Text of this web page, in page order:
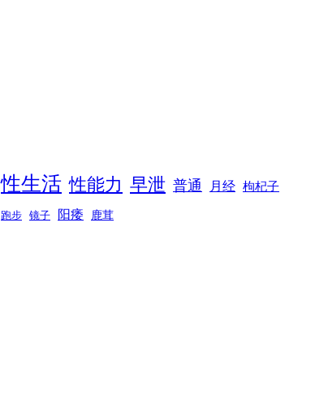
性生活 性能力 早泄 普通 月经 枸杞子
跑步 镜子 阳痿 鹿茸